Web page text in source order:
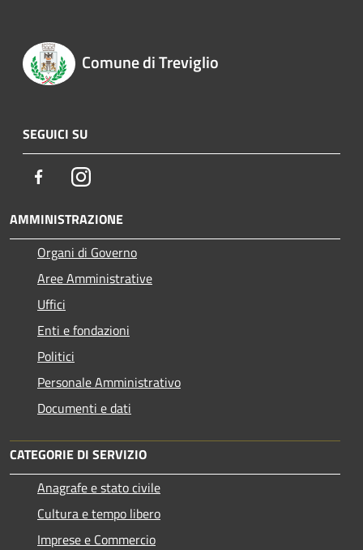
Comune di Treviglio
SEGUICI SU
FacebookInstagram
AMMINISTRAZIONE
Organi di Governo
Aree Amministrative
Uffici
Enti e fondazioni
Politici
Personale Amministrativo
Documenti e dati
CATEGORIE DI SERVIZIO
Anagrafe e stato civile
Cultura e tempo libero
Imprese e Commercio